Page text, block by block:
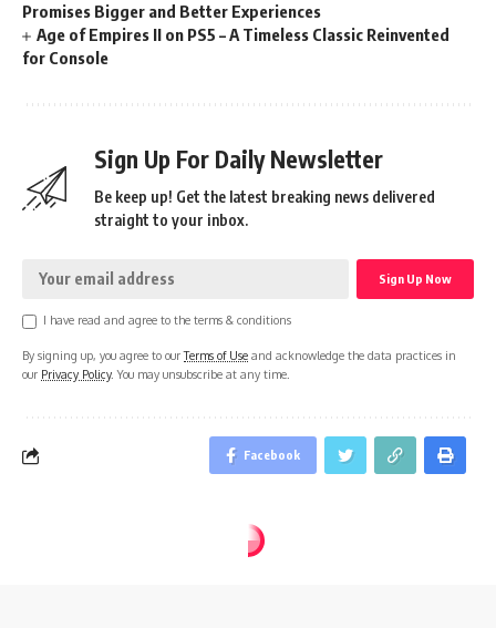
Promises Bigger and Better Experiences
Age of Empires II on PS5 – A Timeless Classic Reinvented
for Console
Sign Up For Daily Newsletter
Be keep up! Get the latest breaking news delivered
straight to your inbox.
I have read and agree to the terms & conditions
By signing up, you agree to ourTerms of Use and acknowledge the data practices in
our Privacy Policy. You may unsubscribe at any time.
Facebook